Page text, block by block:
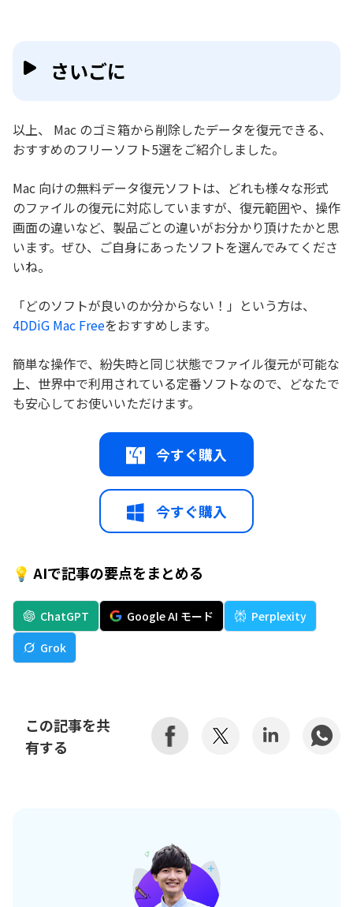
さいごに
以上、 Mac のゴミ箱から削除したデータを復元できる、
おすすめのフリーソフト5選をご紹介しました。
Mac 向けの無料データ復元ソフトは、どれも様々な形式
のファイルの復元に対応していますが、復元範囲や、操作
画面の違いなど、製品ごとの違いがお分かり頂けたかと思
います。ぜひ、ご自身にあったソフトを選んでみてくださ
いね。
「どのソフトが良いのか分からない！」という方は、
4DDiG Mac Freeをおすすめします。
簡単な操作で、紛失時と同じ状態でファイル復元が可能な
上、世界中で利用されている定番ソフトなので、どなたで
も安心してお使いいただけます。
今すぐ購入
今すぐ購入
💡 AIで記事の要点をまとめる
ChatGPT Google AI モード
Perplexity
Grok
この記事を共
有する